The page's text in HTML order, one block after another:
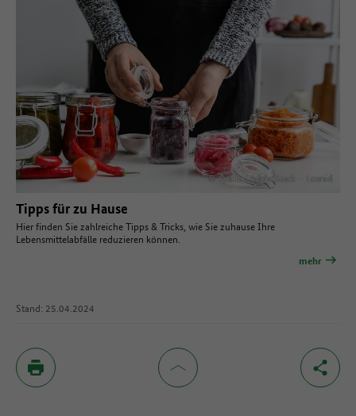
© Quelle: AdobeStock – Leonid
Tipps für zu Hause
Hier finden Sie zahlreiche Tipps & Tricks, wie Sie zuhause Ihre
Lebensmittelabfälle reduzieren können.
mehr
Stand: 25.04.2024